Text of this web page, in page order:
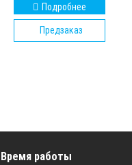
Подробнее
Предзаказ
Время работы